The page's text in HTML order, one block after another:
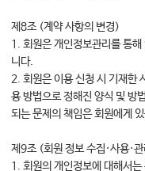
제8조 (계약 사항의 변경)
1. 회원은 개인정보관리를 통
니다.
2. 회원은 이용 신청 시 기재한
용 방법으로 정해진 양식 및 방
되는 문제의 책임은 회원에게
제9조 (회원 정보 수집·사용·
1. 회원의 개인정보에 대해서